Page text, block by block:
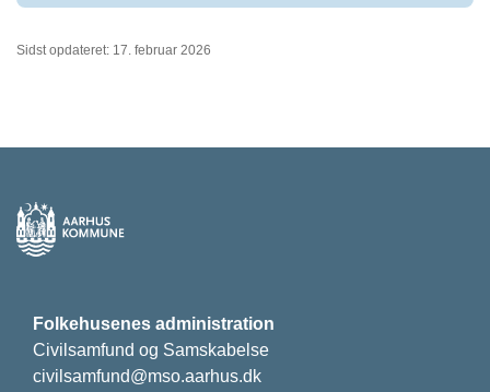
Sidst opdateret: 17. februar 2026
Folkehusenes administration
Civilsamfund og Samskabelse
civilsamfund@mso.aarhus.dk